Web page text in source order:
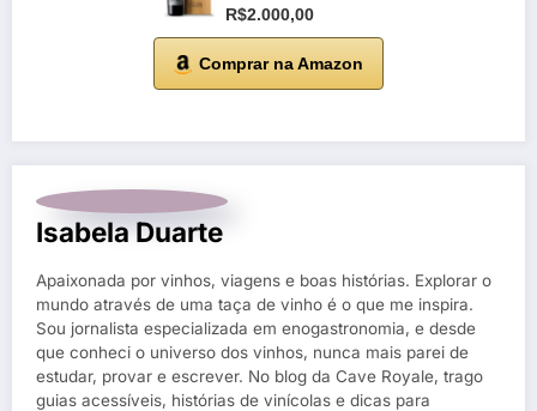
R$2.000,00
Comprar na Amazon
Isabela Duarte
Apaixonada por vinhos, viagens e boas histórias. Explorar o
mundo através de uma taça de vinho é o que me inspira.
Sou jornalista especializada em enogastronomia, e desde
que conheci o universo dos vinhos, nunca mais parei de
estudar, provar e escrever. No blog da Cave Royale, trago
guias acessíveis, histórias de vinícolas e dicas para